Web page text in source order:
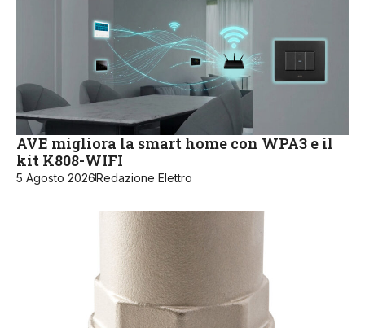
AVE migliora la smart home con WPA3 e il
kit K808-WIFI
5 Agosto 2026Redazione Elettro